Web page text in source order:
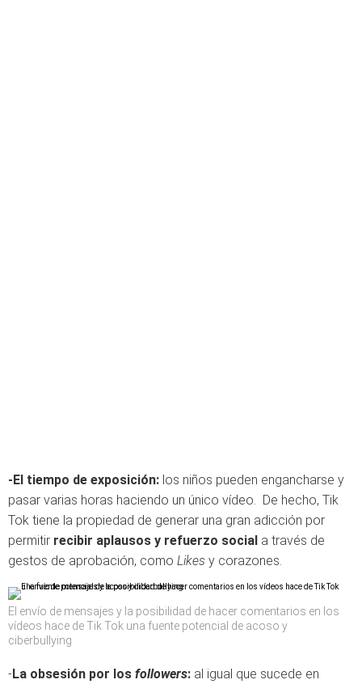
-El tiempo de exposición: los niños pueden engancharse y
pasar varias horas haciendo un único vídeo. De hecho, Tik
Tok tiene la propiedad de generar una gran adicción por
permitir recibir aplausos y refuerzo social a través de
gestos de aprobación, como Likes y corazones.
El envío de mensajes y la posibilidad de hacer comentarios en los
vídeos hace de Tik Tok una fuente potencial de acoso y
ciberbullying
-La obsesión por los followers: al igual que sucede en